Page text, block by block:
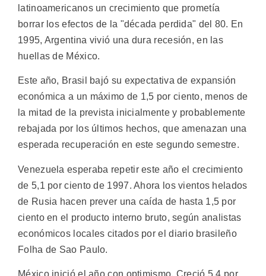
latinoamericanos un crecimiento que prometía
borrar los efectos de la "década perdida" del 80. En
1995, Argentina vivió una dura recesión, en las
huellas de México.
Este año, Brasil bajó su expectativa de expansión
económica a un máximo de 1,5 por ciento, menos de
la mitad de la prevista inicialmente y probablemente
rebajada por los últimos hechos, que amenazan una
esperada recuperación en este segundo semestre.
Venezuela esperaba repetir este año el crecimiento
de 5,1 por ciento de 1997. Ahora los vientos helados
de Rusia hacen prever una caída de hasta 1,5 por
ciento en el producto interno bruto, según analistas
económicos locales citados por el diario brasileño
Folha de Sao Paulo.